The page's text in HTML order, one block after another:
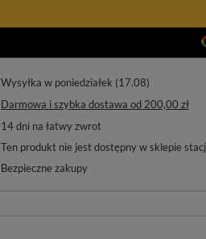
Wysyłka w poniedziałek (17.08)
Darmowa i szybka dostawa od 200,00 zł
14dni na łatwy zwrot
Ten produkt nie jest dostępny w sklepie
Bezpieczne zakupy